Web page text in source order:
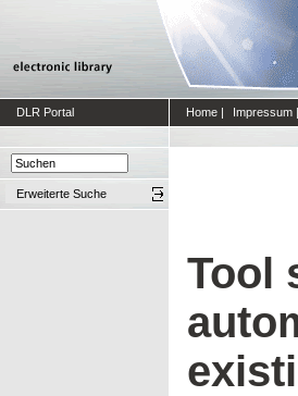
DLR Portal Home | Impressum |
Erweiterte Suche
Tool